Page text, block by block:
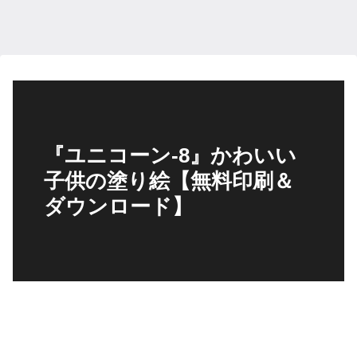
『ユニコーン-8』かわいい
子供の塗り絵【無料印刷＆
ダウンロード】